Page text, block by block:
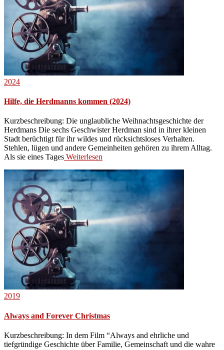
2024
Hilfe, die Herdmanns kommen (2024)
Kurzbeschreibung: Die unglaubliche Weihnachtsgeschichte der
Herdmans Die sechs Geschwister Herdman sind in ihrer kleinen
Stadt berüchtigt für ihr wildes und rücksichtsloses Verhalten.
Stehlen, lügen und andere Gemeinheiten gehören zu ihrem Alltag.
Als sie eines Tages Weiterlesen
2019
Always and Forever Christmas
Kurzbeschreibung: In dem Film “Always and ehrliche und
tiefgründige Geschichte über Familie, Gemeinschaft und die wahre